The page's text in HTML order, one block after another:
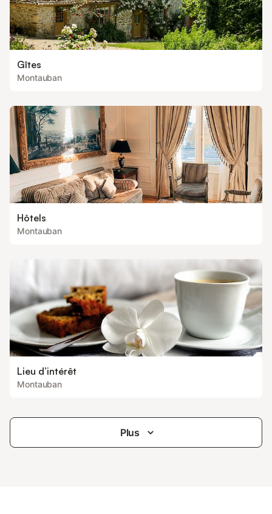
Gîtes
Montauban
Hôtels
Montauban
Lieu d’intérêt
Montauban
Plus